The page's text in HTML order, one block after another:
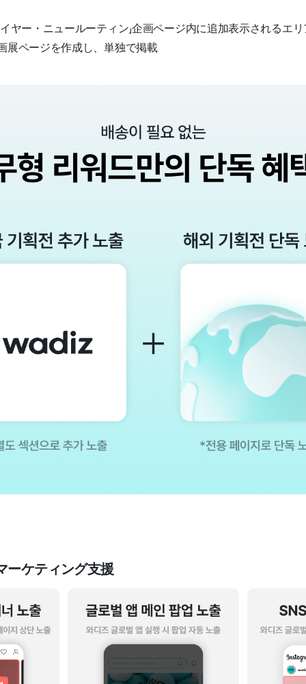
ヤー・ニュールーティン」企画ページ内に追加表示されるエ
展ページを作成し、単独で掲載
ーケティング支援